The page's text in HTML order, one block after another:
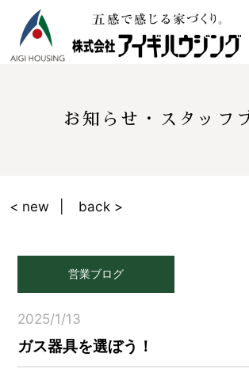
お知らせ・スタッフ
< new back >
営業ブログ
2025/1/13
ガス器具を選ぼう！